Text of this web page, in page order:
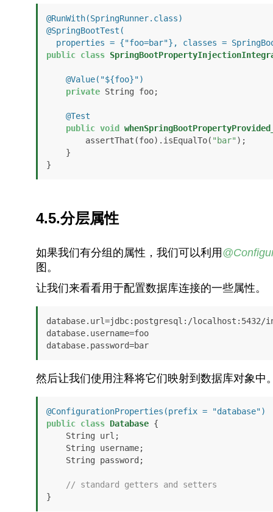
@RunWith(SpringRunner.class)
@SpringBootTest(
properties = {"foo=bar"}, classes =
public class
@Value("${foo}")
private String foo;
@Test
public void
        assertThat(foo).isEqualTo(
"bar" );
}
4.5.分层属性
如果我们有分组的属性，我们可以利用
图。
让我们来看看用于配置数据库连接的一些属性。
database.url=jdbc:postgresql:/localhost:5432/
database.username=foo
database.password=bar
然后让我们使用注释将它们映射到数据库对象中
@ConfigurationProperties(prefix = "database")
public class Database {
// standard getters and setters
}